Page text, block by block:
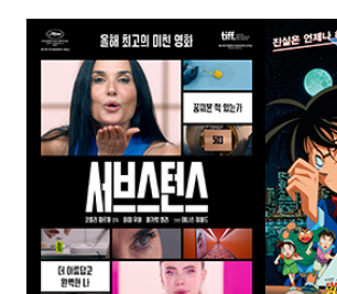
브루탈리스트
2025-02-12
3억 원
3만 명
2
3
2025년 2월 셋째 주 독립•예술영화 박스오피
록>이 차지했다. 전체 박스오피스에서도 2위